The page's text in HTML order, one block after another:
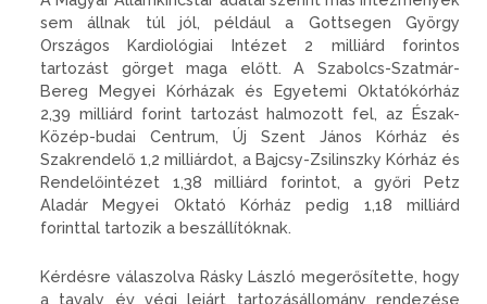
sem állnak túl jól, például a Gottsegen György
Országos Kardiológiai Intézet 2 milliárd forintos
tartozást görget maga előtt. A Szabolcs-Szatmár-
Bereg Megyei Kórházak és Egyetemi Oktatókórház
2,39 milliárd forint tartozást halmozott fel, az Észak-
Közép-budai Centrum, Új Szent János Kórház és
Szakrendelő 1,2 milliárdot, a Bajcsy-Zsilinszky Kórház és
Rendelőintézet 1,38 milliárd forintot, a győri Petz
Aladár Megyei Oktató Kórház pedig 1,18 milliárd
forinttal tartozik a beszállítóknak.
Kérdésre válaszolva Rásky László megerősítette, hogy
a tavaly év végi lejárt tartozásállomány rendezése